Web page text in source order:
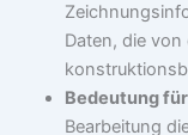
Daten, die
Bedeutung
Bearbeitung